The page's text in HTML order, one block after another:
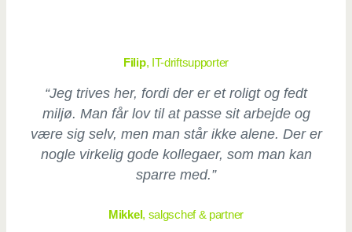
Filip, IT-driftsupporter
“Jeg trives her, fordi der er et roligt og fedt
miljø. Man får lov til at passe sit arbejde og
være sig selv, men man står ikke alene. Der er
nogle virkelig gode kollegaer, som man kan
sparre med.”
Mikkel , salgschef & partner